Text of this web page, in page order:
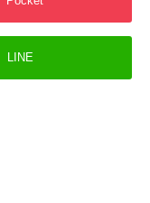
LINE